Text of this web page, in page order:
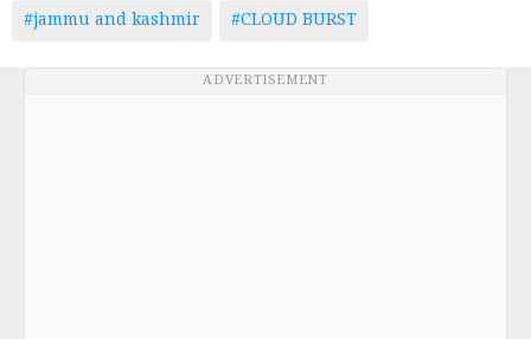
#jammu and kashmir
#CLOUD BURST
ADVERTISEMENT